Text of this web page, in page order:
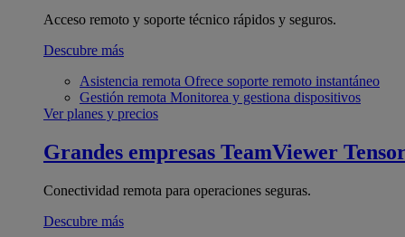
Acceso remoto y soporte técnico rápidos y seguros.
Descubre más
Asistencia remota Ofrece soporte remoto instantáneo
Gestión remota Monitorea y gestiona dispositivos
Ver planes y precios
Grandes empresas TeamViewer Tensor
Conectividad remota para operaciones seguras.
Descubre más